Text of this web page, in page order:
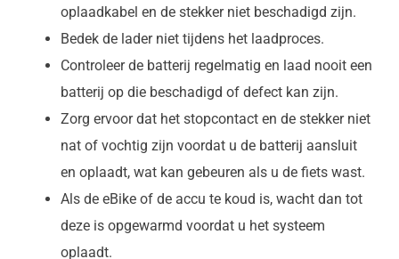
oplaadkabel en de stekker niet beschadigd zijn.
Bedek de lader niet tijdens het laadproces.
Controleer de batterij regelmatig en laad nooit een
batterij op die beschadigd of defect kan zijn.
Zorg ervoor dat het stopcontact en de stekker niet
nat of vochtig zijn voordat u de batterij aansluit
en oplaadt, wat kan gebeuren als u de fiets wast.
Als de eBike of de accu te koud is, wacht dan tot
deze is opgewarmd voordat u het systeem
oplaadt.